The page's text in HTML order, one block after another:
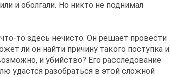
и оболгали. Но никто не поднимал
то здесь нечисто. Он решает провести
ли он найти причину такого поступка и
и убийство? Его расследование
удастся разобраться в этой сложной